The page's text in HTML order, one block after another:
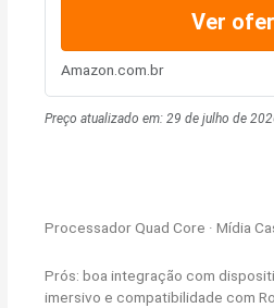
Ver
Amazon.com.br
Preço atualizado em:29 de julho de
Processador Quad Core · Mídia
Prós: boa integração com
imersivo e compatibilidade com